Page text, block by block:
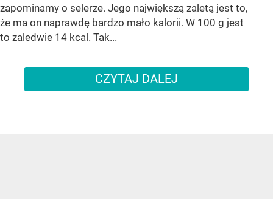
zapominamy o selerze. Jego największą zaletą jest to,
że ma on naprawdę bardzo mało kalorii. W 100 g jest
to zaledwie 14 kcal. Tak...
CZYTAJ DALEJ